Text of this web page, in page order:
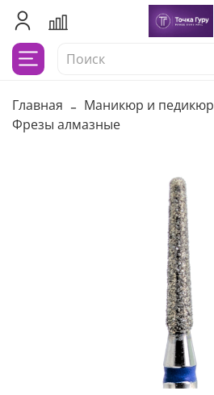
Главная Маникюр и педикюр
Фрезы алмазные